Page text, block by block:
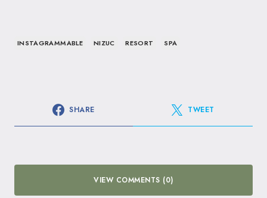
INSTAGRAMMABLE NIZUC RESORT SPA
SHARE TWEET
VIEW COMMENTS (0)